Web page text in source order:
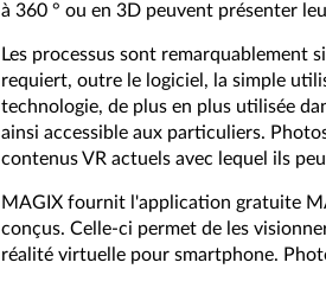
à 360 ° ou en 3D peuvent présenter
Les processus sont
requiert, outre le logiciel, la simple
technologie, de plus en plus utilisée
ainsi accessible aux particuliers.
contenus VR actuels avec lequel ils
MAGIX fournit l'application gratuite
conçus. Celle-ci permet de les
réalité virtuelle pour smartphone.